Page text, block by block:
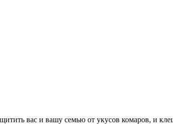
вас и вашу семью от укусов комаров, и